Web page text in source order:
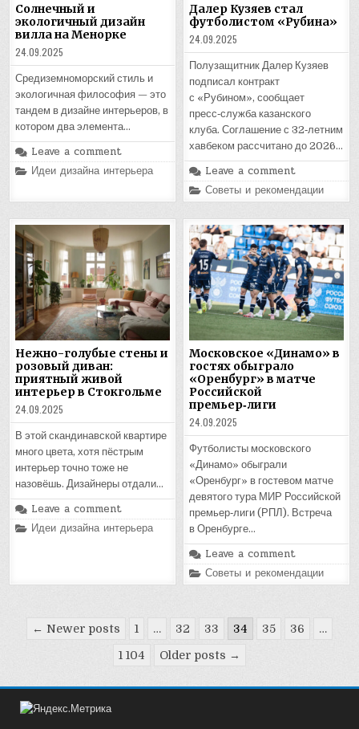
Солнечный и
экологичный дизайн
вилла на Менорке
24.09.2025
Средиземноморский стиль и
экологичная философия — это
тандем в дизайне интерьеров, в
котором два элемента…
Leave a comment
Posted
in
Идеи дизайна интерьера
Далер Кузяев стал
футболистом «Рубина»
24.09.2025
Полузащитник Далер Кузяев
подписал контракт
с «Рубином», сообщает
пресс‑служба казанского
клуба. Соглашение с 32‑летним
хавбеком рассчитано до 2026…
Leave a comment
Posted
in
Советы и рекомендации
Нежно-голубые стены и
розовый диван:
приятный живой
интерьер в Стокгольме
24.09.2025
В этой скандинавской квартире
много цвета, хотя пёстрым
интерьер точно тоже не
назовёшь. Дизайнеры отдали…
Leave a comment
Posted
in
Идеи дизайна интерьера
Московское «Динамо» в
гостях обыграло
«Оренбург» в матче
Российской
премьер‑лиги
24.09.2025
Футболисты московского
«Динамо» обыграли
«Оренбург» в гостевом матче
девятого тура МИР Российской
премьер‑лиги (РПЛ). Встреча
в Оренбурге…
Leave a comment
Posted
in
Советы и рекомендации
Пагинация
← Newer posts 1 … 32 33 34 35 36 …
1 104 Older posts →